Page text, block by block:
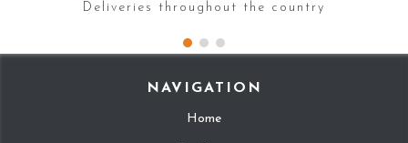
Deliveries throughout the country
NAVIGATION
Home